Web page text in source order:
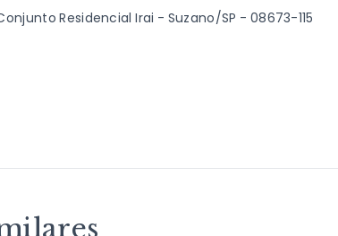
Residencial Irai - Suzano/SP - 08673-115